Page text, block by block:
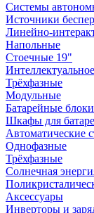
Системы
Источники
Линейно-
Напольные
Стоечные 19"
Трёхфазные
Модульные
Батарейные блоки
Шкафы для
Автоматические
Однофазные
Трёхфазные
Солнечная
Аксессуары
Инверторы и